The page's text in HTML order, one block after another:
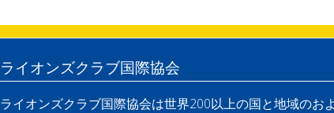
ライオンズクラブ国際協会
ライオンズクラブ国際協会は世界200以上の国と地域のお